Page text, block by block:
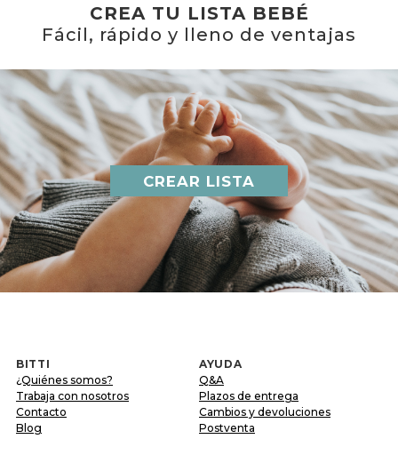
CREA TU LISTA BEBÉ
Fácil, rápido y lleno de ventajas
CREAR LISTA
BITTI
¿Quiénes somos?
Trabaja con nosotros
Contacto
Blog
AYUDA
Q&A
Plazos de entrega
Cambios y devoluciones
Postventa